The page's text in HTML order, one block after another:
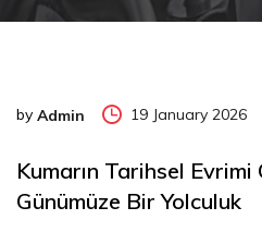
by Admin 19 January 2026
Kumarın Tarihsel Evrimi
Günümüze Bir Yolculuk